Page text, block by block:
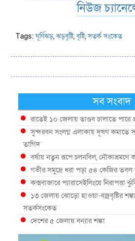
নিউজ
Tags:ঘূর্ণিঝড়,ঝড়বৃষ্টি,বৃষ্টি,সতর্ক সংকেত
সব সংবাদ
রাতেই ১০ জেলায় তাণ্ডব চালাতে পারে
সুন্দরবন সংলগ্ন এলাকায় দূষণ কমাতে
তাগিদ
বর্ষায় নতুন রূপে চলনবিল, নৌকাভ্রমণে
গভীর সমুদ্রে ধরা পড়া ৫৪ কেজির তবল
কক্সবাজারে প্যারাসেইলিংয়ে নিরাপত্তা
১৩ জেলায় ঝোড়ো হাওয়া-বজ্রবৃষ্টির
সতর্কসংকেত
দেশের ৫ জেলায় বন্যার শঙ্কা
দেশের বিভিন্ন অঞ্চলে বজ্রবৃষ্টির